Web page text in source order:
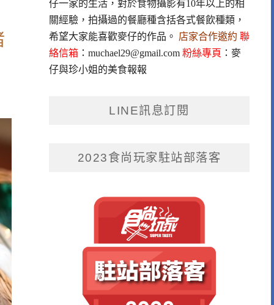
仔一家的生活，對於食物攝影有10年以上的相
關經驗，拍攝過的餐廳種含括各式餐飲種類，
希望大家能喜歡麥仔的作品。 店家合作邀約 聯
絡信箱： muchael29@gmail.com 粉絲專頁 ： 麥
仔與珍小姐的美食報報
LINE訊息訂閱
2023食尚玩家駐站部落客